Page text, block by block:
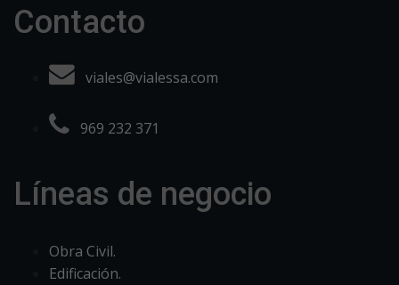
Contacto
viales@vialessa.com
969 232 371
Líneas de negocio
Obra Civil.
Edificación.